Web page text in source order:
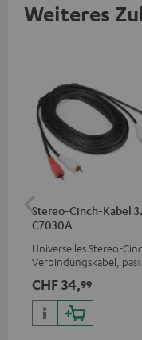
Weiteres
Stereo-Cinch-Kabel
C7030A
Universelles Stereo-
Verbindungskabel,
Buchsen
CHF 34,99